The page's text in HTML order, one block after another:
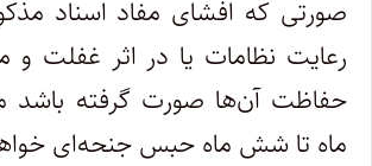
صورتی که افشای مفاد اسناد
رعایت نظامات یا در اثر غفلت و
حفاظت آن‌ها صورت گرفته باشد
ماه تا شش ماه حبس جنحه‌ای